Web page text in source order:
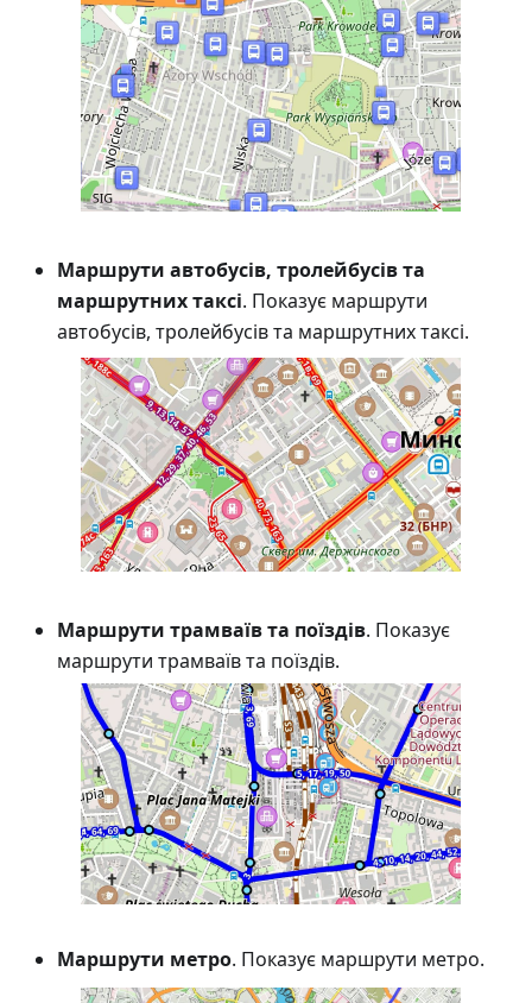
Маршрути автобусів, тролейбусів та
маршрутних таксі. Показує маршрути
автобусів, тролейбусів та маршрутних таксі.
Маршрути трамваїв та поїздів. Показує
маршрути трамваїв та поїздів.
Маршрути метро. Показує маршрути метро.